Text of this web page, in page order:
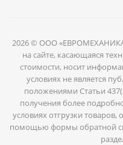
2026 © ООО
на сайте, касающаяся
стоимости, носит
условиях не является
положениями Статьи
получения более
условиях отгрузки
помощью формы обратной